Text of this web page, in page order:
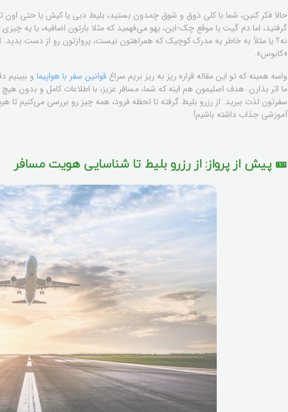
حالا فکر کنین، شما با کلی ذوق و شوق چمدون بستید، بلیط دبی یا کیش یا حتی اون
گرفتید، اما دم گیت یا موقع چک-این، یهو می‌فهمید که مثلا بارتون اضافیه، یا یه چیزی
نه؟ یا مثلاً به خاطر یه مدرک کوچیک که همراهتون نیست، پروازتون رو از دست بدید.
«کابوس».
واسه همینه که تو این مقاله قراره ریز به ریز بریم سراغ قوانین سفر با هواپیما و
ما اثر بذارن. هدف اصلیمون هم اینه که شما، مسافر عزیز، با اطلاعات کامل و بدون
سفرتون لذت ببرید. از رزرو بلیط گرفته تا لحظه فرود، همه چیز رو بررسی می‌کنیم تا
آموزشی جذاب داشته باشیم!
🎫 پیش از پرواز: از رزرو بلیط تا شناسایی هویت مسافر